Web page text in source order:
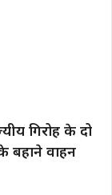
गिरोह के दो
बहाने वाहन